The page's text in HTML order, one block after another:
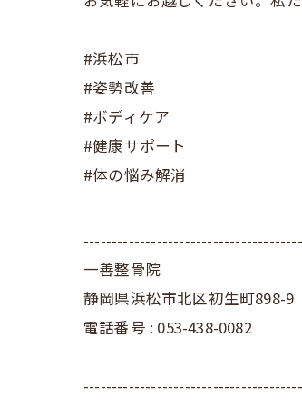
#浜松市
#姿勢改善
#ボディケア
#健康サポート
#体の悩み解消
一善整骨院
静岡県浜松市北区初生町898-9
電話番号 : 053-438-0082